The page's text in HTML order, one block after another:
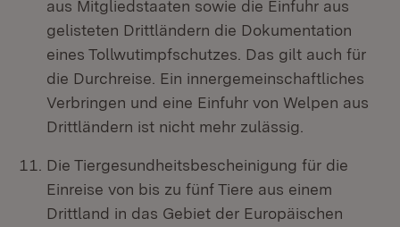
aus Mitgliedstaaten sowie die Einfuhr aus
gelisteten Drittländern die Dokumentation
eines Tollwutimpfschutzes. Das gilt auch für
die Durchreise. Ein innergemeinschaftliches
Verbringen und eine Einfuhr von Welpen aus
Drittländern ist nicht mehr zulässig.
Die Tiergesundheitsbescheinigung für die
Einreise von bis zu fünf Tiere aus einem
Drittland in das Gebiet der Europäischen